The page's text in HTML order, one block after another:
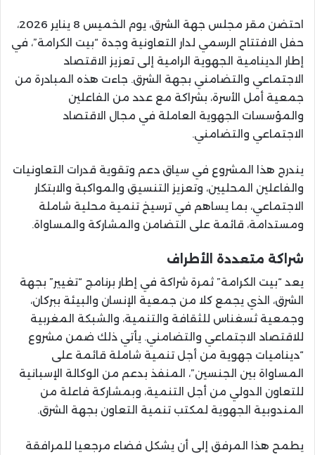
احتضن مقر مجلس جهة الشرق، يوم الخميس 8 يناير 2026،
حفل الافتتاح الرسمي لدار التعاونية وجدة “بيت الكرامة”، في
إطار الدينامية الجهوية الرامية إلى تعزيز الاقتصاد
الاجتماعي والتضامني بجهة الشرق. جاءت هذه المبادرة من
جمعية أمل الأسرة، بشراكة مع عدد من الفاعلين
والمؤسسات الجهوية العاملة في مجال الاقتصاد
الاجتماعي والتضامني.
يندرج هذا المشروع في سياق دعم وتقوية قدرات التعاونيات
والفاعلين المحليين، وتعزيز التنسيق والمواكبة والابتكار
الاجتماعي، بما يساهم في ترسيخ تنمية محلية شاملة
ومستدامة، قائمة على التضامن والمشاركة والمساواة.
شراكة متعددة الأطراف
يعد “بيت الكرامة” ثمرة شراكة في إطار برنامج “تغيير” بجهة
الشرق، الذي يجمع كلا من جمعية الإنسان والبيئة ببركان،
وجمعية ثسغناس للثقافة والتنمية، والشبكة المغربية
للاقتصاد الاجتماعي والتضامني. يأتي ذلك ضمن مشروع
“ديناميات جهوية من أجل تنمية شاملة قائمة على
المساواة بين الجنسين”، المنفذ بدعم من الوكالة الإسبانية
للتعاون الدولي من أجل التنمية، وبمشاركة فاعلة من
المندوبية الجهوية لمكتب تنمية التعاون بجهة الشرق.
يطمح هذا المرفق إلى أن يشكل فضاء مرجعيا للمرافقة